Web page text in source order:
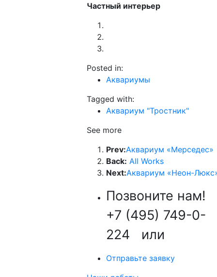
Частный интерьер
Posted in:
Аквариумы
Tagged with:
Аквариум "Тростник"
See more
Prev:Аквариум «Мерседес»
Back: All Works
Next:Аквариум «Неон-
Позвоните нам!
+7 (495) 749-0-
224 или
Отправьте заявку